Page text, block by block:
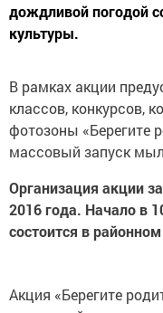
дождливой погодой
культуры.
В рамках акции
классов, конкурсов,
фотозоны «Берегите
массовый запуск
Организация акции
2016 года. Начало в
состоится в
Акция «Берегите